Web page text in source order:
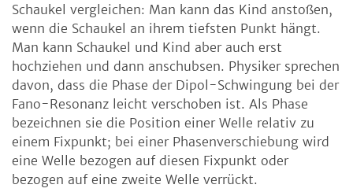
Schaukel vergleichen: Man kann das Kind anstoßen,
wenn die Schaukel an ihrem tiefsten Punkt hängt.
Man kann Schaukel und Kind aber auch erst
hochziehen und dann anschubsen. Physiker sprechen
davon, dass die Phase der Dipol-Schwingung bei der
Fano-Resonanz leicht verschoben ist. Als Phase
bezeichnen sie die Position einer Welle relativ zu
einem Fixpunkt; bei einer Phasenverschiebung wird
eine Welle bezogen auf diesen Fixpunkt oder
bezogen auf eine zweite Welle verrückt.